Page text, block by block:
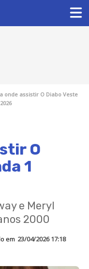
onde assistir O Diabo Veste
O
1
e Meryl
2000
em 23/04/2026 17:18